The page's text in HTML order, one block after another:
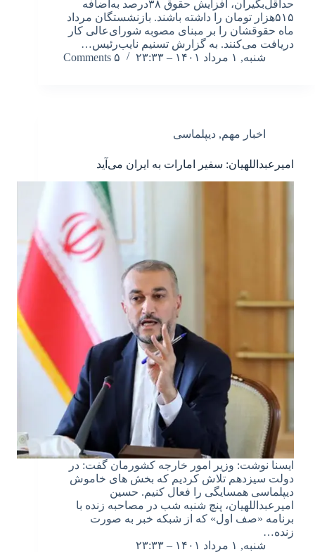
حداقل‌بگیران، افزایش حقوق ۳۸درصد به‌اضافه
۵۱۵هزار تومان را داشته باشند. بازنشستگان مرداد
ماه حقوقشان را بر مبنای مصوبه شورای‌عالی کار
دریافت می‌کنند. به گزارش تسنیم نایب‌رئیس…
شنبه, ۱ مرداد ۱۴۰۱ – ۲۳:۳۳
۵ Comments
اخبار مهم, دیپلماسی
امیرعبداللهیان: سفیر امارات به ایران می‌آید
ایسنا نوشت: وزیر امور خارجه کشورمان گفت: در
دولت سیزدهم تلاش کردیم که بخش های خاموش
دیپلماسی همسایگی را فعال کنیم. حسین
امیرعبداللهیان، پنچ شنبه شب در مصاحبه زنده با
برنامه «صف اول» که از شبکه خبر به صورت
زنده…
شنبه, ۱ مرداد ۱۴۰۱ – ۲۳:۳۳